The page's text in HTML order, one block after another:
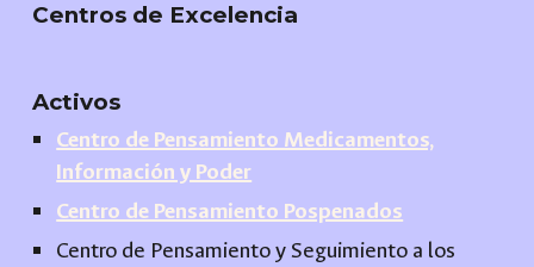
Centros de Excelencia
Activos
Centro de Pensamiento Medicamentos,
Información y Poder
Centro de Pensamiento Pospenados
Centro de Pensamiento y Seguimiento a los